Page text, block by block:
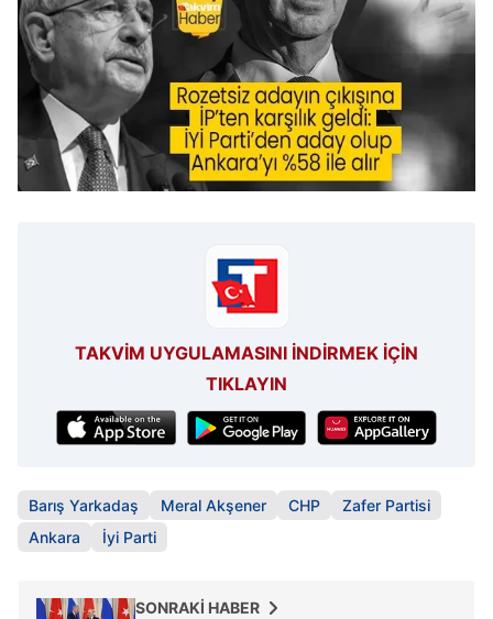
TAKVİM UYGULAMASINI İNDİRMEK İÇİN
TIKLAYIN
Barış Yarkadaş Meral Akşener CHP
Zafer Partisi
Ankara
İyi Parti
SONRAKİ HABER